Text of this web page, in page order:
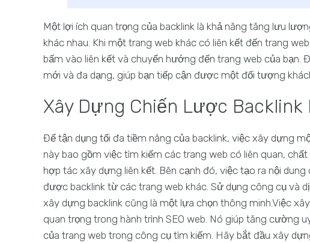
Một lợi ích quan trọng của backlink là khả năng tăng lưu
khác nhau. Khi một trang web khác có liên kết đến trang
bấm vào liên kết và chuyển hướng đến trang web của bạn.
mới và đa dạng, giúp bạn tiếp cận được một đối tượng
Xây Dựng Chiến Lược Backlink
Để tận dụng tối đa tiềm năng của backlink, việc xây dựng
này bao gồm việc tìm kiếm các trang web có liên quan,
hợp tác xây dựng liên kết. Bên cạnh đó, việc tạo ra nội
được backlink từ các trang web khác. Sử dụng công cụ và
xây dựng backlink cũng là một lựa chọn thông minh.Việc
quan trọng trong hành trình SEO web. Nó giúp tăng cường
của trang web trong công cụ tìm kiếm. Hãy bắt đầu xây